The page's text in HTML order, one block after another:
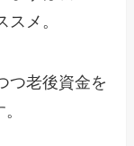
メ。
つ老後資金を